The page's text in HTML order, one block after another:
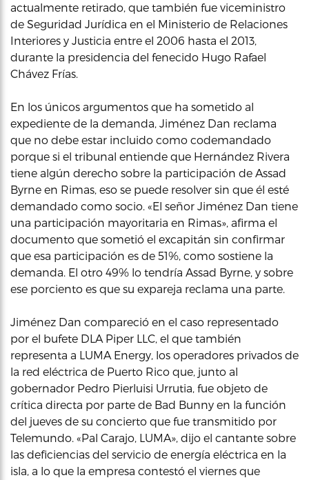
actualmente retirado, que también fue viceministro
de Seguridad Jurídica en el Ministerio de Relaciones
Interiores y Justicia entre el 2006 hasta el 2013,
durante la presidencia del fenecido Hugo Rafael
Chávez Frías.
En los únicos argumentos que ha sometido al
expediente de la demanda, Jiménez Dan reclama
que no debe estar incluido como codemandado
porque si el tribunal entiende que Hernández Rivera
tiene algún derecho sobre la participación de Assad
Byrne en Rimas, eso se puede resolver sin que él esté
demandado como socio. «El señor Jiménez Dan tiene
una participación mayoritaria en Rimas», afirma el
documento que sometió el excapitán sin confirmar
que esa participación es de 51%, como sostiene la
demanda. El otro 49% lo tendría Assad Byrne, y sobre
ese porciento es que su expareja reclama una parte.
Jiménez Dan compareció en el caso representado
por el bufete DLA Piper LLC, el que también
representa a LUMA Energy, los operadores privados de
la red eléctrica de Puerto Rico que, junto al
gobernador Pedro Pierluisi Urrutia, fue objeto de
crítica directa por parte de Bad Bunny en la función
del jueves de su concierto que fue transmitido por
Telemundo. «Pal Carajo, LUMA», dijo el cantante sobre
las deficiencias del servicio de energía eléctrica en la
isla, a lo que la empresa contestó el viernes que